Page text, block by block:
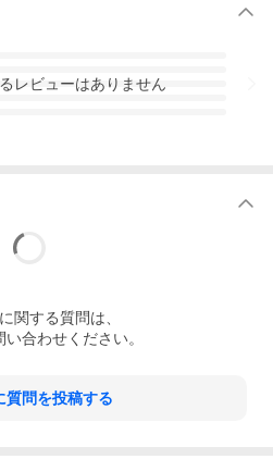
レビューはありません
に関する質問は、
合わせください。
質問を投稿する